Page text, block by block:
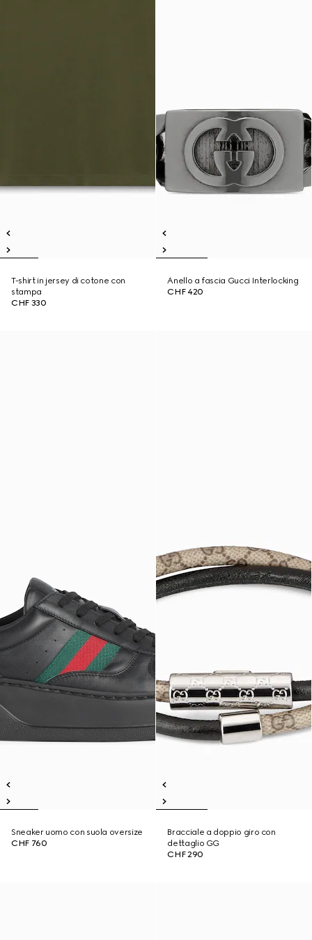
T-shirt in jersey di cotone con
stampa
CHF 330
Anello a fascia Gucci Interlocking
CHF 420
Sneaker uomo con suola oversize
CHF 760
Bracciale a doppio giro con
dettaglio GG
CHF 290